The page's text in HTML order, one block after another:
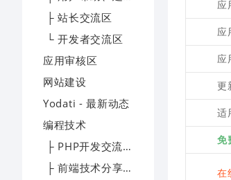
├ 站长交流区
└ 开发者交流区
应用审核区
网站建设
Yodati - 最新动态
编程技术
├ PHP开发交流区
├ 前端技术分享园地
应
应
应
更
适
免
在